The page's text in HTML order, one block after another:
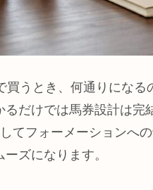
買うとき、何通りにな
るだけでは馬券設計は
てフォーメーションへ
ズになります。